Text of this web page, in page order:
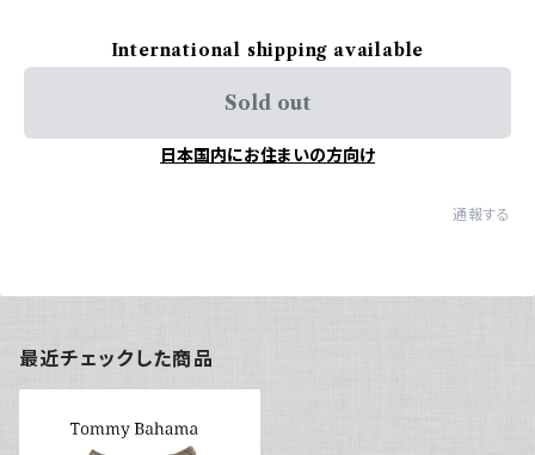
International shipping available
Sold out
日本国内にお住まいの方向け
通報する
最近チェックした商品